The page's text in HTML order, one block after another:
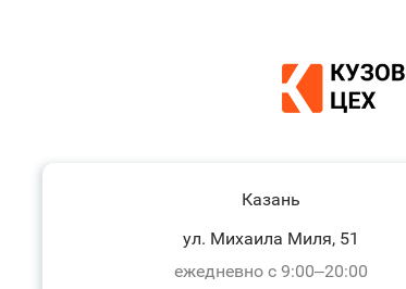
Казань
ул. Михаила Миля, 51
ежедневно с 9:00–20:00